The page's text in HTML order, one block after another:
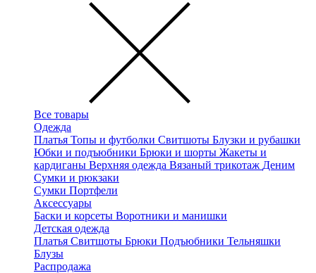
Все товары
Одежда
Платья Топы и футболки Свитшоты Блузки и рубашки
Юбки и подъюбники Брюки и шорты Жакеты и
кардиганы Верхняя одежда Вязаный трикотаж Деним
Сумки и рюкзаки
Сумки Портфели
Аксессуары
Баски и корсеты Воротники и манишки
Детская одежда
Платья Свитшоты Брюки Подъюбники Тельняшки
Блузы
Распродажа